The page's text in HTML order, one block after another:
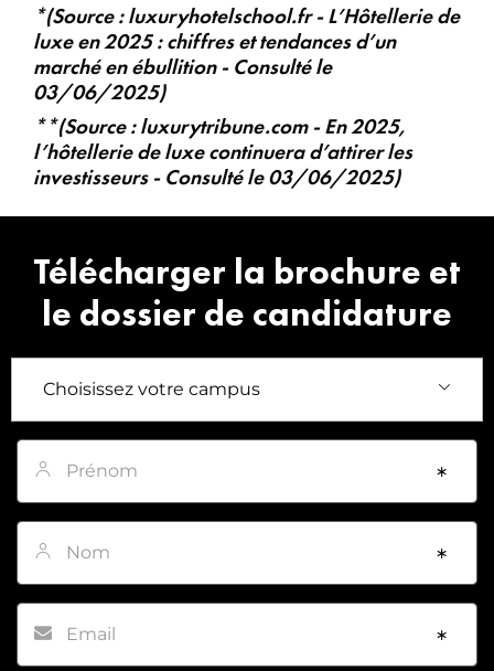
*(Source : luxuryhotelschool.fr - L’Hôtellerie de
luxe en 2025 : chiffres et tendances d’un
marché en ébullition - Consulté le
03/06/2025)
**(Source : luxurytribune.com - En 2025,
l’hôtellerie de luxe continuera d’attirer les
investisseurs - Consulté le 03/06/2025)
Télécharger la brochure et
le dossier de candidature
Prénom*
Nom*
Email*